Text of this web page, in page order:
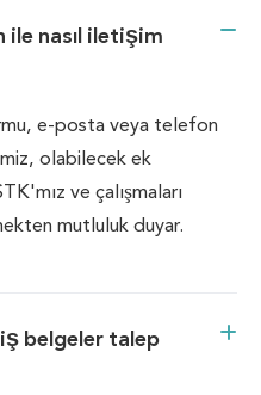
nasıl iletişim
e-posta veya telefon
olabilecek ek
ve çalışmaları
mutluluk duyar.
belgeler talep